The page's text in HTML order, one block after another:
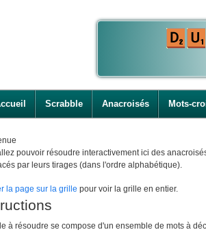
Scrabble Anacroisés Mots-
pouvoir résoudre interactivement ici des
par leurs tirages (dans l'ordre alphabétique).
la page sur la grille pour voir la grille en entier.
à résoudre se compose d'un ensemble de mots à